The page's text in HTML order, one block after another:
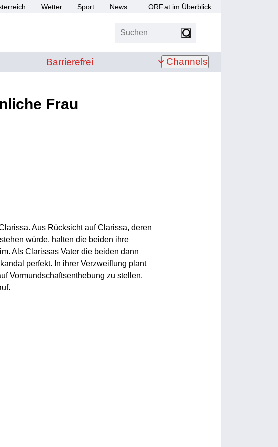
Wetter Sport News ORF.at im Überblick
Suchen
Barrierefrei
Barrierefrei Channels
Frau
Aus Rücksicht auf Clarissa, deren
würde, halten die beiden ihre
Als Clarissas Vater die beiden dann
perfekt. In ihrer Verzweiflung plant
Vormundschaftsenthebung zu stellen.